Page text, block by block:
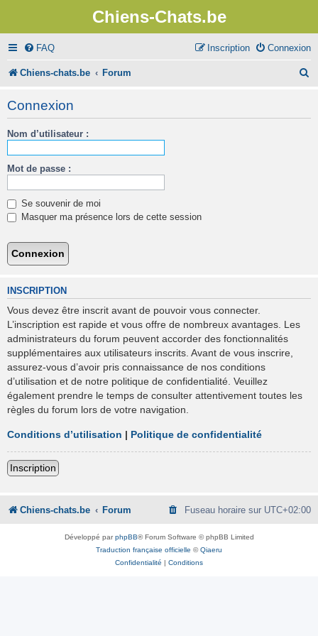
Chiens-Chats.be
FAQ Connexion
Inscription
Chiens-chats.be Forum
Connexion
Nom d’utilisateur :
Mot de passe :
Se souvenir de moi
Masquer ma présence lors de cette session
INSCRIPTION
Vous devez être inscrit avant de pouvoir vous connecter.
L’inscription est rapide et vous offre de nombreux avantages. Les
administrateurs du forum peuvent accorder des fonctionnalités
supplémentaires aux utilisateurs inscrits. Avant de vous inscrire,
assurez-vous d’avoir pris connaissance de nos conditions
d’utilisation et de notre politique de confidentialité. Veuillez
également prendre le temps de consulter attentivement toutes les
règles du forum lors de votre navigation.
Conditions d’utilisation | Politique de confidentialité
Inscription
Chiens-chats.be Forum Fuseau horaire sur UTC+02:00
Développé parphpBB® Forum Software © phpBB Limited
Traduction française officielle ©Qiaeru
Confidentialité | Conditions